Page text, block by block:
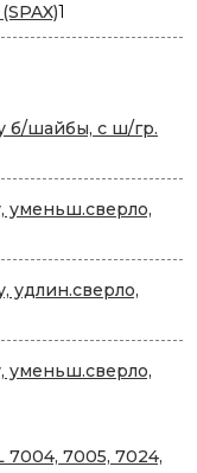
1
товар
б/шайбы, с ш/гр.
товаров
уменьш.сверло,
удлин.сверло,
уменьш.сверло,
7005, 7024,